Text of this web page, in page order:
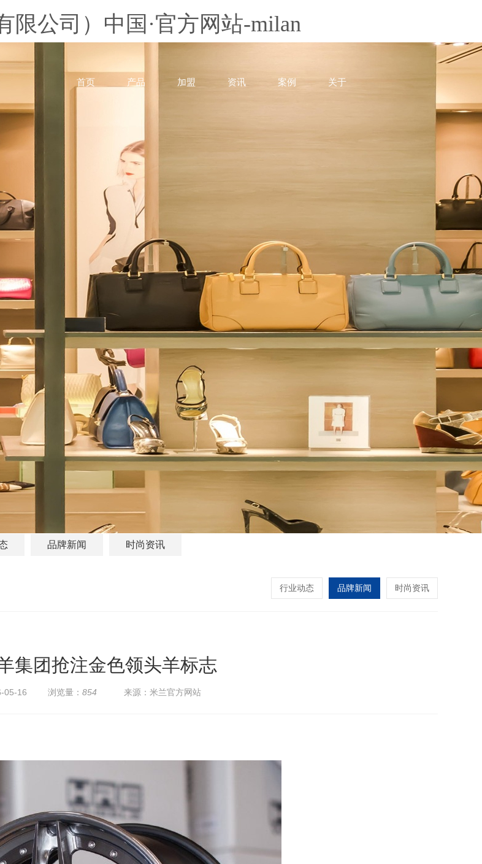
限公司）中国·官方网站-milan
首页 产品 加盟 资讯 案例 关于
品牌新闻 时尚资讯
行业动态 品牌新闻 时尚资讯
集团抢注金色领头羊标志
05-16 浏览量： 854 来源：米兰官方网站